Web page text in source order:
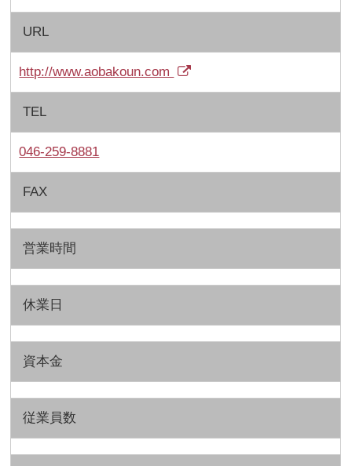
URL
http://www.aobakoun.com
TEL
046-259-8881
FAX
営業時間
休業日
資本金
従業員数